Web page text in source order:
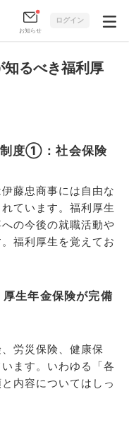
お知らせ
ログイン
るべき福利厚
制度①：社会保険
藤忠商事には自由な
ています。福利厚生
の今後の就職活動や
福利厚生を覚えてお
生年金保険が完備
労災保険、健康保
ます。いわゆる「各
内容についてはしっ